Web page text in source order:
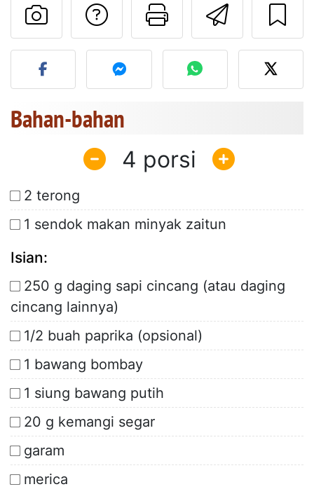
Kirim
Cetak
Mengajukan
Unggah foto Anda dari
Bahan-bahan
4
2 terong
1 sendok makan minyak zaitun
Isian:
250 g daging sapi cincang (atau daging
cincang lainnya)
1/2 buah paprika (opsional)
1 bawang bombay
1 siung bawang putih
20 g kemangi segar
garam
merica